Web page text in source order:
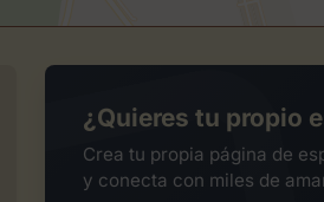
¿Quieres tu propio
Crea tu propia página de
y conecta con miles de